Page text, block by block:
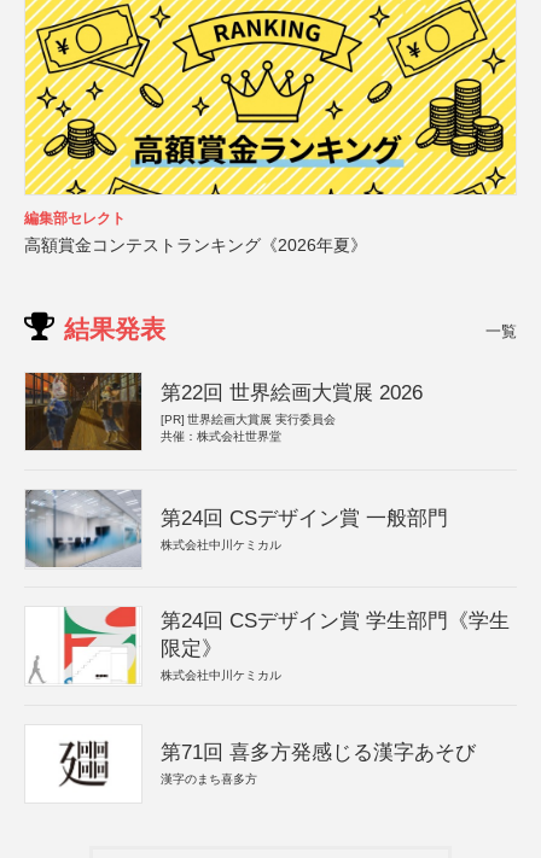
編集部セレクト
高額賞金コンテストランキング《2026年夏》
結果発表 一覧
第22回 世界絵画大賞展 2026
[PR] 世界絵画大賞展 実行委員会
共催：株式会社世界堂
第24回 CSデザイン賞 一般部門
株式会社中川ケミカル
第24回 CSデザイン賞 学生部門《学生
限定》
株式会社中川ケミカル
第71回 喜多方発感じる漢字あそび
漢字のまち喜多方